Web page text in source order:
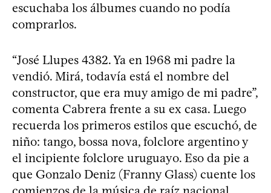
escuchaba los álbumes cuando no podía
comprarlos.
“José Llupes 4382. Ya en 1968 mi padre la
vendió. Mirá, todavía está el nombre del
constructor, que era muy amigo de mi padre”,
comenta Cabrera frente a su ex casa. Luego
recuerda los primeros estilos que escuchó, de
niño: tango, bossa nova, folclore argentino y
el incipiente folclore uruguayo. Eso da pie a
que Gonzalo Deniz (Franny Glass) cuente los